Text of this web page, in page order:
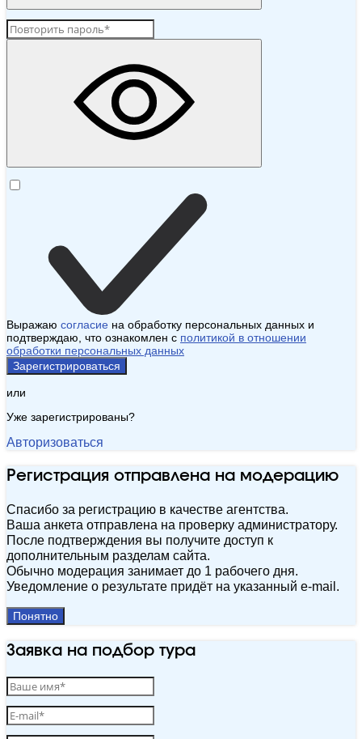
Выражаю согласие на обработку персональных данных и
подтверждаю, что ознакомлен с политикой в отношении
обработки персональных данных
Зарегистрироваться
или
Уже зарегистрированы?
Авторизоваться
Регистрация отправлена на модерацию
Спасибо за регистрацию в качестве агентства.
Ваша анкета отправлена на проверку администратору.
После подтверждения вы получите доступ к
дополнительным разделам сайта.
Обычно модерация занимает до 1 рабочего дня.
Уведомление о результате придёт на указанный e‑mail.
Понятно
Заявка на подбор тура